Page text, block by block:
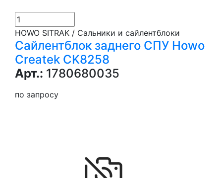
HOWO SITRAK / Сальники и сайлентблоки
Сайлентблок заднего СПУ Howo
Createk CK8258
Арт.: 1780680035
по запросу